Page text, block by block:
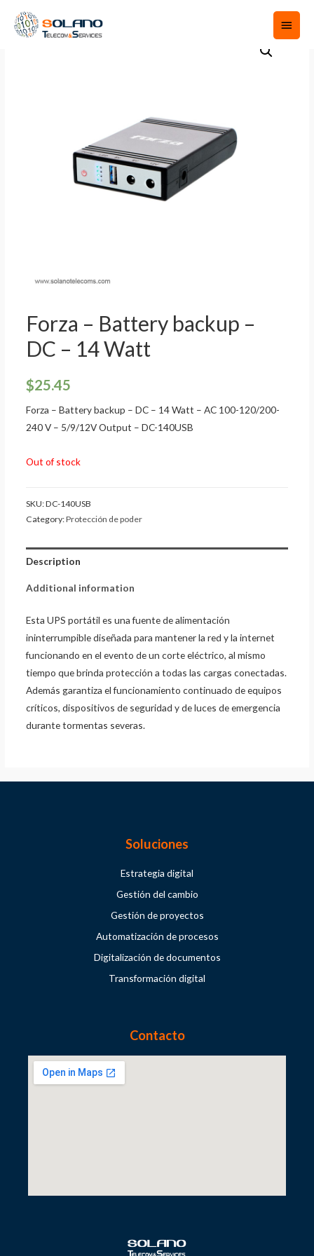
Forza – Battery backup –
DC – 14 Watt
$25.45
Forza – Battery backup – DC – 14 Watt – AC 100-120/200-
240 V – 5/9/12V Output – DC-140USB
Out of stock
SKU:DC-140USB
Category:Protección de poder
Description
Additional information
Esta UPS portátil es una fuente de alimentación
ininterrumpible diseñada para mantener la red y la internet
funcionando en el evento de un corte eléctrico, al mismo
tiempo que brinda protección a todas las cargas conectadas.
Además garantiza el funcionamiento continuado de equipos
críticos, dispositivos de seguridad y de luces de emergencia
durante tormentas severas.
Soluciones
Estrategia digital
Gestión del cambio
Gestión de proyectos
Automatización de procesos
Digitalización de documentos
Transformación digital
Contacto